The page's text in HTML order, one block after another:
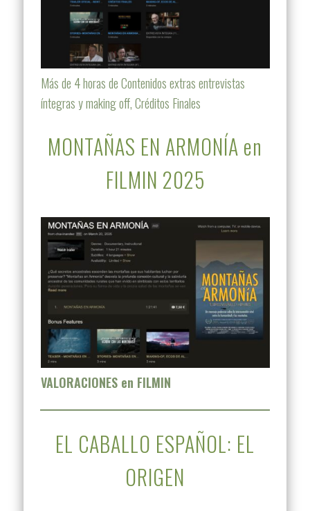
Más de 4 horas de Contenidos extras entrevistas
íntegras y making off, Créditos Finales
MONTAÑAS EN ARMONÍA en
FILMIN 2025
VALORACIONES en FILMIN
EL CABALLO ESPAÑOL: EL
ORIGEN